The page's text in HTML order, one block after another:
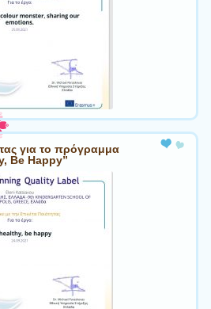
για το πρόγραμμα
Be Happy”